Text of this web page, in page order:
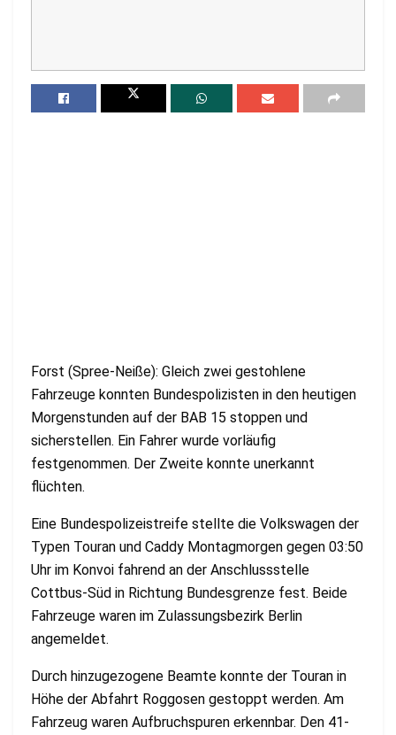
Forst (Spree-Neiße): Gleich zwei gestohlene
Fahrzeuge konnten Bundespolizisten in den heutigen
Morgenstunden auf der BAB 15 stoppen und
sicherstellen. Ein Fahrer wurde vorläufig
festgenommen. Der Zweite konnte unerkannt
flüchten.
Eine Bundespolizeistreife stellte die Volkswagen der
Typen Touran und Caddy Montagmorgen gegen 03:50
Uhr im Konvoi fahrend an der Anschlussstelle
Cottbus-Süd in Richtung Bundesgrenze fest. Beide
Fahrzeuge waren im Zulassungsbezirk Berlin
angemeldet.
Durch hinzugezogene Beamte konnte der Touran in
Höhe der Abfahrt Roggosen gestoppt werden. Am
Fahrzeug waren Aufbruchspuren erkennbar. Den 41-